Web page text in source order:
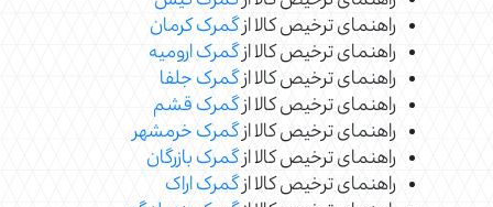
راهنمای ترخیص کالا ازگمرک کرمان
راهنمای ترخیص کالا ازگمرک ارومیه
راهنمای ترخیص کالا ازگمرک جلفا
راهنمای ترخیص کالا ازگمرک قشم
راهنمای ترخیص کالا ازگمرک خرمشهر
راهنمای ترخیص کالا ازگمرک بازرگان
راهنمای ترخیص کالا ازگمرک اراک